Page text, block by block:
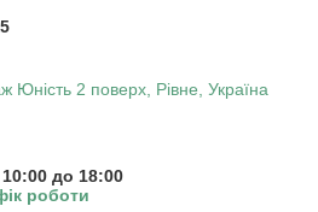
Юність 2 поверх, Рівне, Україна
до 18:00
роботи